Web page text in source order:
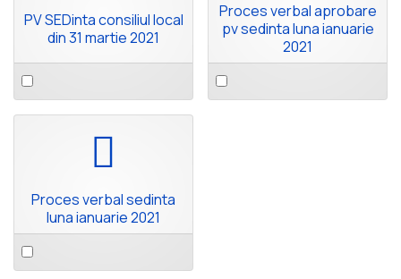
PV SEDinta consiliul local
din 31 martie 2021
Select
an
item
Proces verbal aprobare
pv sedinta luna ianuarie
2021
Select
an
Proces verbal sedinta
luna ianuarie 2021
Select
an